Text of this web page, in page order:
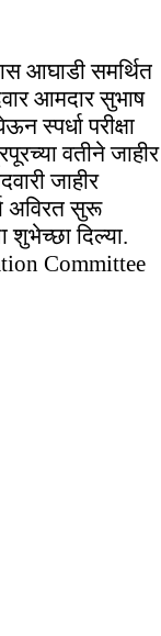
आघाडी समर्थित
आमदार सुभाष
स्पर्धा परीक्षा
वतीने जाहीर
जाहीर
अविरत सुरू
शुभेच्छा दिल्या.
Committee